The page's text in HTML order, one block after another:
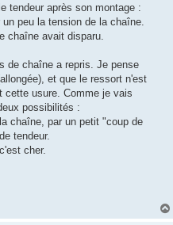
tendeur après son montage :
peu la tension de la chaîne.
chaîne avait disparu.
de chaîne a repris. Je pense
et que le ressort n'est
cette usure. Comme je vais
possibilités :
chaîne, par un petit "coup de
tendeur.
cher.